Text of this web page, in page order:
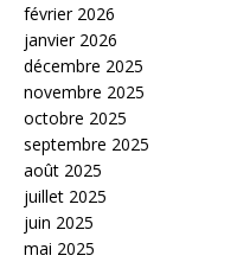
février 2026
janvier 2026
décembre 2025
novembre 2025
octobre 2025
septembre 2025
août 2025
juillet 2025
juin 2025
mai 2025